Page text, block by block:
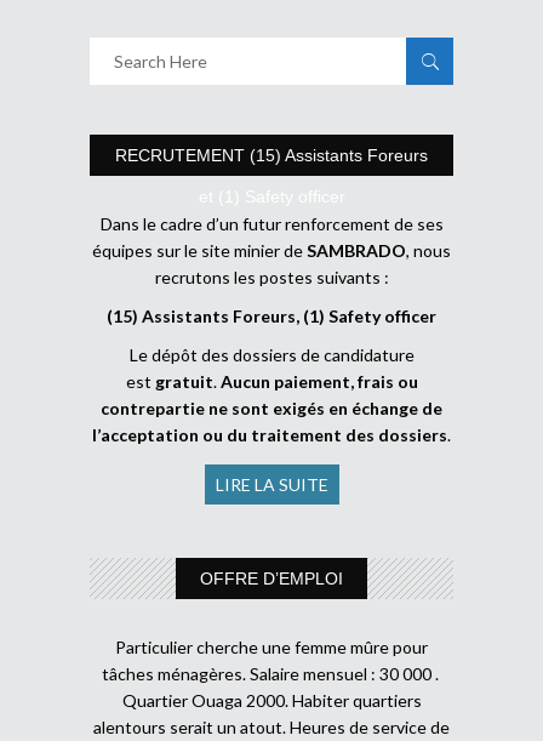
RECRUTEMENT (15) Assistants Foreurs
et (1) Safety officer
Dans le cadre d’un futur renforcement de ses
équipes sur le site minier deSAMBRADO, nous
recrutons les postes suivants :
(15) Assistants Foreurs, (1) Safety officer
Le dépôt des dossiers de candidature
est gratuit.Aucun paiement, frais ou
contrepartie ne sont exigés en échange de
l’acceptation ou du traitement des dossiers.
LIRE LA SUITE
OFFRE D’EMPLOI
Particulier cherche une femme mûre pour
tâches ménagères. Salaire mensuel : 30 000 .
Quartier Ouaga 2000. Habiter quartiers
alentours serait un atout. Heures de service de